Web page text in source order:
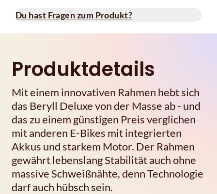
Du hast Fragen zum Produkt?
Produktdetails
Mit einem innovativen Rahmen hebt sich
das Beryll Deluxe von der Masse ab - und
das zu einem günstigen Preis verglichen
mit anderen E-Bikes mit integrierten
Akkus und starkem Motor. Der Rahmen
gewährt lebenslang Stabilität auch ohne
massive Schweißnähte, denn Technologie
darf auch hübsch sein.